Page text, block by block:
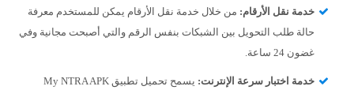
خدمة نقل الأرقام: من خلال خدمة نقل الأرقام يمكن للمستخدم معرفة
حالة طلب التحويل بين الشبكات بنفس الرقم والتي أصبحت مجانية وفي
غضون 24 ساعة.
خدمة اختبار سرعة الإنترنت:
يسمح تحميل تطبيق My NTRA APK